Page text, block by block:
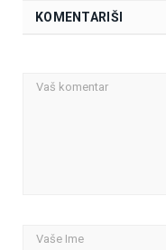
KOMENTARIŠI